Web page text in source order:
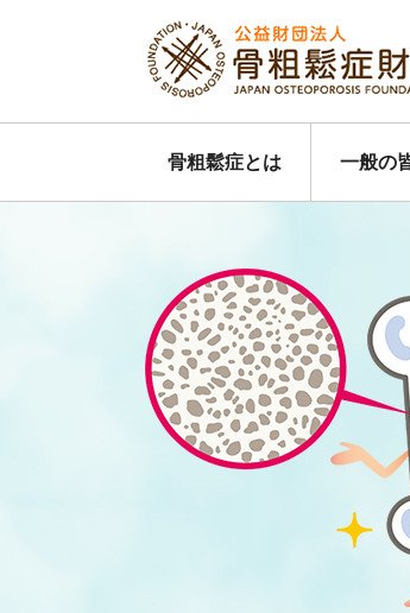
骨粗鬆症とは 一般の